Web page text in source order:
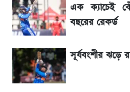
শেখ হাসিনার বক্তব্য ঘিরে
বাংলাদেশের
এক ক্যাচেই
বছরের রেকর্ড
সূর্যবংশীর ঝড়ে